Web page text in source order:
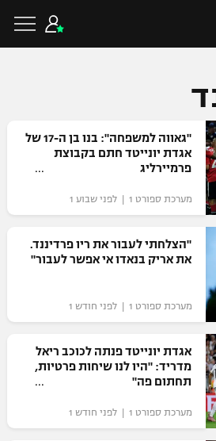
"גאווה למשפחה": בנו בן ה-17 של
אגדת יונייטד חתם בקבוצת
פרמיירליג
מערכת ספורט 1 | לפני שבוע 1
"הצלחתי לעבור את ריו פרדיננד.
את אריק בנאדו אי אפשר לעבור"
מערכת ספורט 1 | לפני חודש 1
אגדת יונייטד פנתה לכוכב ריאל
מדריד: "היו לנו שיחות פרטיות,
תחתום פה"
מערכת ספורט 1 | לפני חודש 1